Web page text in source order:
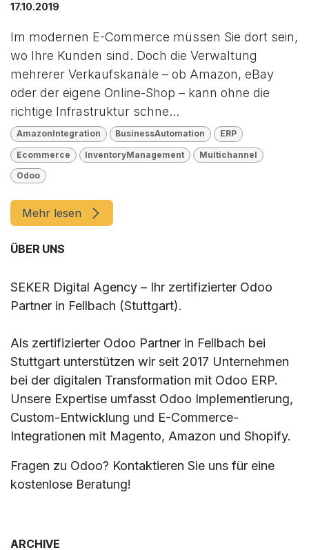
17.10.2019
Im modernen E-Commerce müssen Sie dort sein,
wo Ihre Kunden sind. Doch die Verwaltung
mehrerer Verkaufskanäle – ob Amazon, eBay
oder der eigene Online-Shop – kann ohne die
richtige Infrastruktur schne...
AmazonIntegration BusinessAutomation ERP
Ecommerce InventoryManagement Multichannel
Odoo
Mehr lesen
ÜBER UNS
SEKER Digital Agency – Ihr zertifizierter Odoo
Partner in Fellbach (Stuttgart).
Als zertifizierter Odoo Partner in Fellbach bei
Stuttgart unterstützen wir seit 2017 Unternehmen
bei der digitalen Transformation mit Odoo ERP.
Unsere Expertise umfasst Odoo Implementierung,
Custom-Entwicklung und E-Commerce-
Integrationen mit Magento, Amazon und Shopify.
Fragen zu Odoo? Kontaktieren Sie uns für eine
kostenlose Beratung!
ARCHIVE